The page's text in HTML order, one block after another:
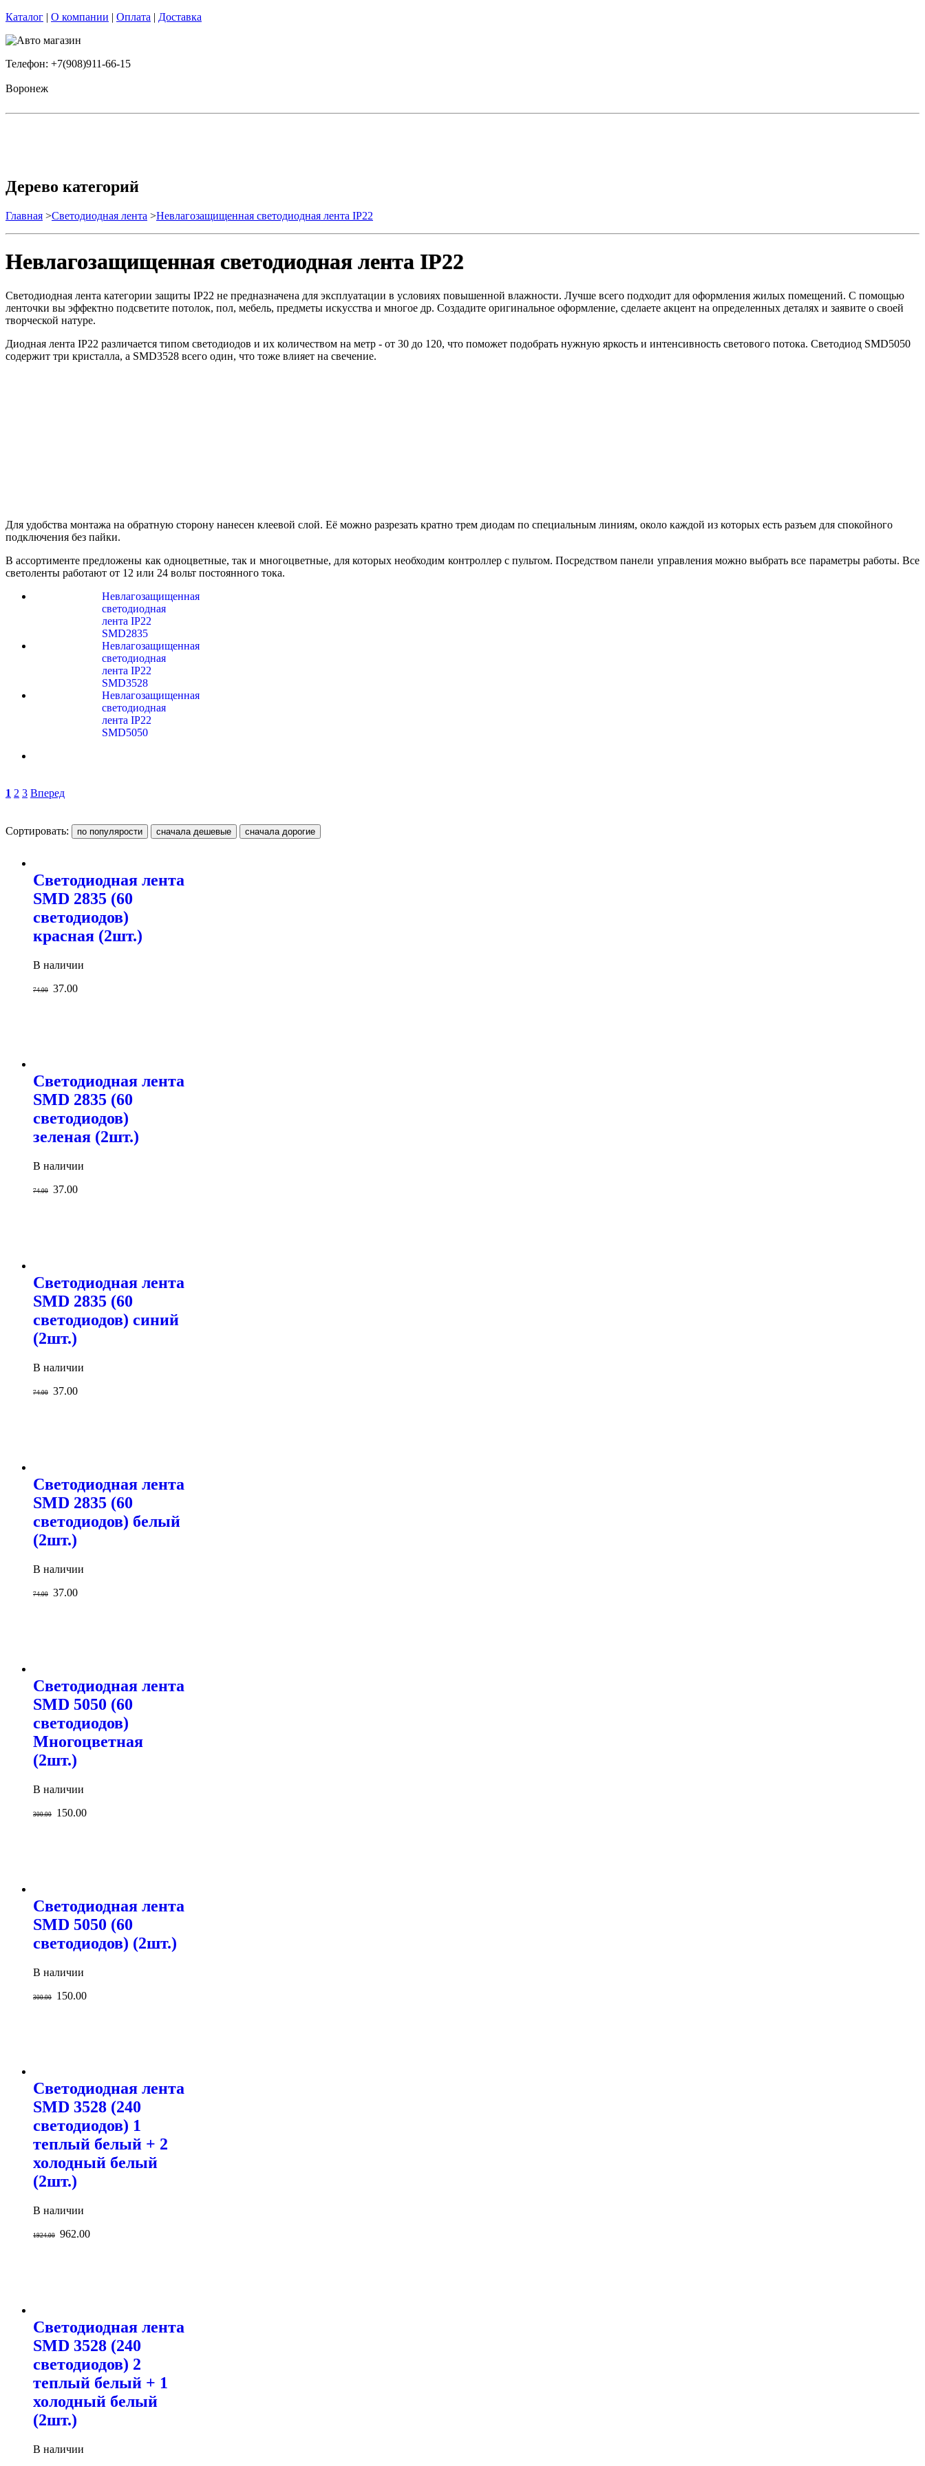
Каталог | О компании | Оплата | Доставка
Телефон: +7(908)911-66-15
Воронеж
Дерево категорий
Главная >Светодиодная лента >Невлагозащищенная светодиодная лента IP22
Невлагозащищенная светодиодная лента IP22
Светодиодная лента категории защиты IP22 не предназначена для эксплуатации в условиях повышенной влажности. Лучше всего подходит для оформления жилых помещений. С помощью
ленточки вы эффектно подсветите потолок, пол, мебель, предметы искусства и многое др. Создадите оригинальное оформление, сделаете акцент на определенных деталях и заявите о своей
творческой натуре.
Диодная лента IP22 различается типом светодиодов и их количеством на метр - от 30 до 120, что поможет подобрать нужную яркость и интенсивность светового потока. Светодиод SMD5050
содержит три кристалла, а SMD3528 всего один, что тоже влияет на свечение.
Для удобства монтажа на обратную сторону нанесен клеевой слой. Её можно разрезать кратно трем диодам по специальным линиям, около каждой из которых есть разъем для спокойного
подключения без пайки.
В ассортименте предложены как одноцветные, так и многоцветные, для которых необходим контроллер с пультом. Посредством панели управления можно выбрать все параметры работы. Все
светоленты работают от 12 или 24 вольт постоянного тока.
Невлагозащищенная
светодиодная
лента IP22
SMD2835
Невлагозащищенная
светодиодная
лента IP22
SMD3528
Невлагозащищенная
светодиодная
лента IP22
SMD5050
1 2 3 Вперед
Сортировать:
Светодиодная лента
SMD 2835 (60
светодиодов)
красная (2шт.)
В наличии
74.00 37.00
Светодиодная лента
SMD 2835 (60
светодиодов)
зеленая (2шт.)
В наличии
74.00 37.00
Светодиодная лента
SMD 2835 (60
светодиодов) синий
(2шт.)
В наличии
74.00 37.00
Светодиодная лента
SMD 2835 (60
светодиодов) белый
(2шт.)
В наличии
74.00 37.00
Светодиодная лента
SMD 5050 (60
светодиодов)
Многоцветная
(2шт.)
В наличии
300.00 150.00
Светодиодная лента
SMD 5050 (60
светодиодов) (2шт.)
В наличии
300.00 150.00
Светодиодная лента
SMD 3528 (240
светодиодов) 1
теплый белый + 2
холодный белый
(2шт.)
В наличии
1924.00 962.00
Светодиодная лента
SMD 3528 (240
светодиодов) 2
теплый белый + 1
холодный белый
(2шт.)
В наличии